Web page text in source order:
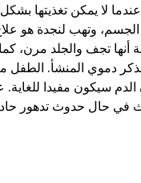
لا يمكن تغذيتها
الجسم، وتهب لنجدة هو
أنها تجف والجلد مرن،
دموي المنشأ. الطفل
سيكون مفيدا للغاية.
في حال حدوث تدهور